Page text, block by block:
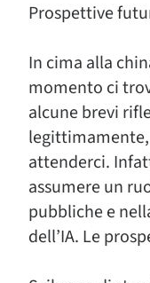
Prospettive
In cima alla
momento ci
alcune brevi
attenderci.
assumere un
pubbliche e
dell’IA. Le